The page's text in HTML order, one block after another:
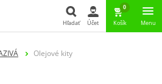
Hľadať Účet
0
Košík Menu
Olejové kity